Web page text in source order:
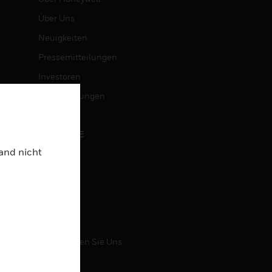
Über Uns
Neuigkeiten
Pressemitteilungen
Investoren
Veranstaltungen
KARRIERE
Karriere
Kontaktieren Sie Uns
nicht